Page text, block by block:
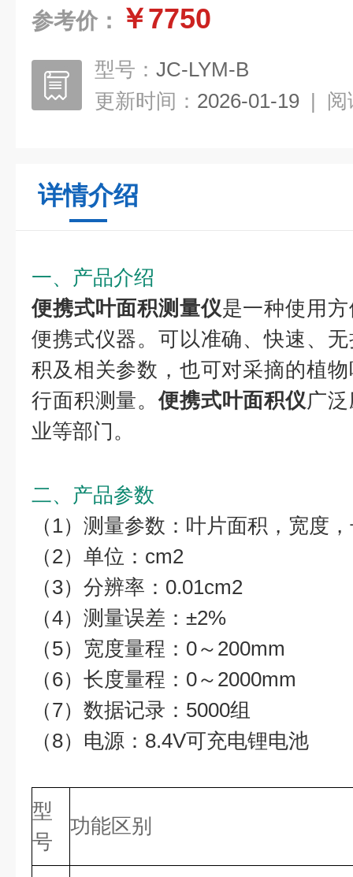
参考价： ￥7750
型号： JC-LYM-B
更新时间： 2026-01-19 | 阅
详情介绍
一、产品介绍
便携式叶面积测量仪是一种使用
便携式仪器。可以准确、快速、
积及相关参数，也可对采摘的植
行面积测量。便携式叶面积仪广
业等部门。
二、产品参数
（1）测量参数：叶片面积，宽度
（2）单位：cm2
（3）分辨率：0.01cm2
（4）测量误差：±2%
（5）宽度量程：0～200mm
（6）长度量程：0～2000mm
（7）数据记录：5000组
（8）电源：8.4V可充电锂电池
型
号
功能区别